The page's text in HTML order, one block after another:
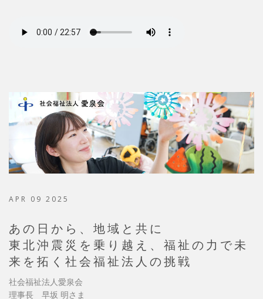
APR 09 2025
あの日から、地域と共に
東北沖震災を乗り越え、福祉の力で未
来を拓く社会福祉法人の挑戦
社会福祉法人愛泉会
理事長 早坂 明さま